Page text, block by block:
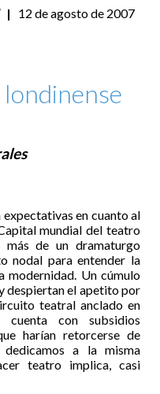
|
12 de agosto de 2007
en cuanto al
mundial del teatro
de un dramaturgo
nodal para entender la
modernidad. Un cúmulo
despiertan el apetito por
teatral anclado en
con subsidios
harían retorcerse de
a la misma
teatro implica, casi